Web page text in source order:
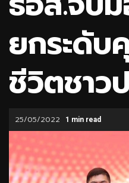
ยกระดั
ชีวิตชาว
25/05/2022 1 min read